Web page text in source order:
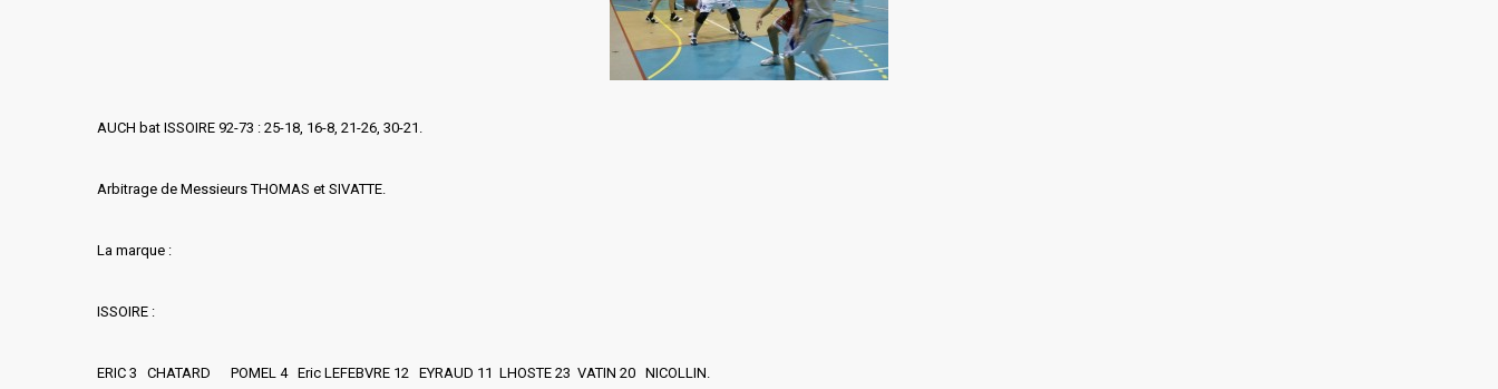
AUCH bat ISSOIRE 92-73 : 25-18, 16-8, 21-26, 30-21.
Arbitrage de Messieurs THOMAS et SIVATTE.
La marque :
ISSOIRE :
ERIC 3 CHATARD POMEL 4 Eric LEFEBVRE 12 EYRAUD 11 LHOSTE 23 VATIN 20 NICOLLIN.